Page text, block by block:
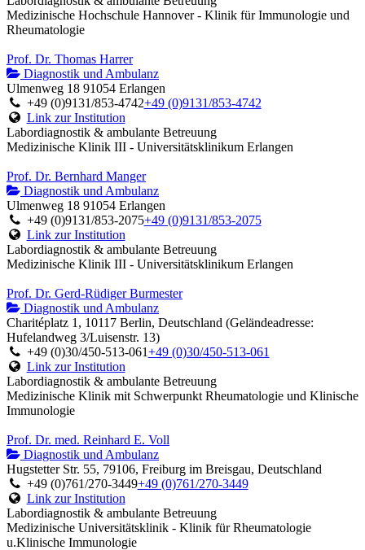
Medizinische Hochschule Hannover - Klinik für Immunologie und
Rheumatologie
Prof. Dr. Thomas Harrer
Diagnostik und Ambulanz
Ulmenweg 18 91054 Erlangen
+49 (0)9131/853-4742+49 (0)9131/853-4742
Link zur Institution
Labordiagnostik & ambulante Betreuung
Medizinische Klinik III - Universitätsklinikum Erlangen
Prof. Dr. Bernhard Manger
Diagnostik und Ambulanz
Ulmenweg 18 91054 Erlangen
+49 (0)9131/853-2075+49 (0)9131/853-2075
Link zur Institution
Labordiagnostik & ambulante Betreuung
Medizinische Klinik III - Universitätsklinikum Erlangen
Prof. Dr. Gerd-Rüdiger Burmester
Diagnostik und Ambulanz
Charitéplatz 1, 10117 Berlin, Deutschland (Geländeadresse:
Hufelandweg 3/Luisenstr. 13)
+49 (0)30/450-513-061+49 (0)30/450-513-061
Link zur Institution
Labordiagnostik & ambulante Betreuung
Medizinische Klinik mit Schwerpunkt Rheumatologie und Klinische
Immunologie
Prof. Dr. med. Reinhard E. Voll
Diagnostik und Ambulanz
Hugstetter Str. 55, 79106, Freiburg im Breisgau, Deutschland
+49 (0)761/270-3449+49 (0)761/270-3449
Link zur Institution
Labordiagnostik & ambulante Betreuung
Medizinische Universitätsklinik - Klinik für Rheumatologie
u.Klinische Immunologie